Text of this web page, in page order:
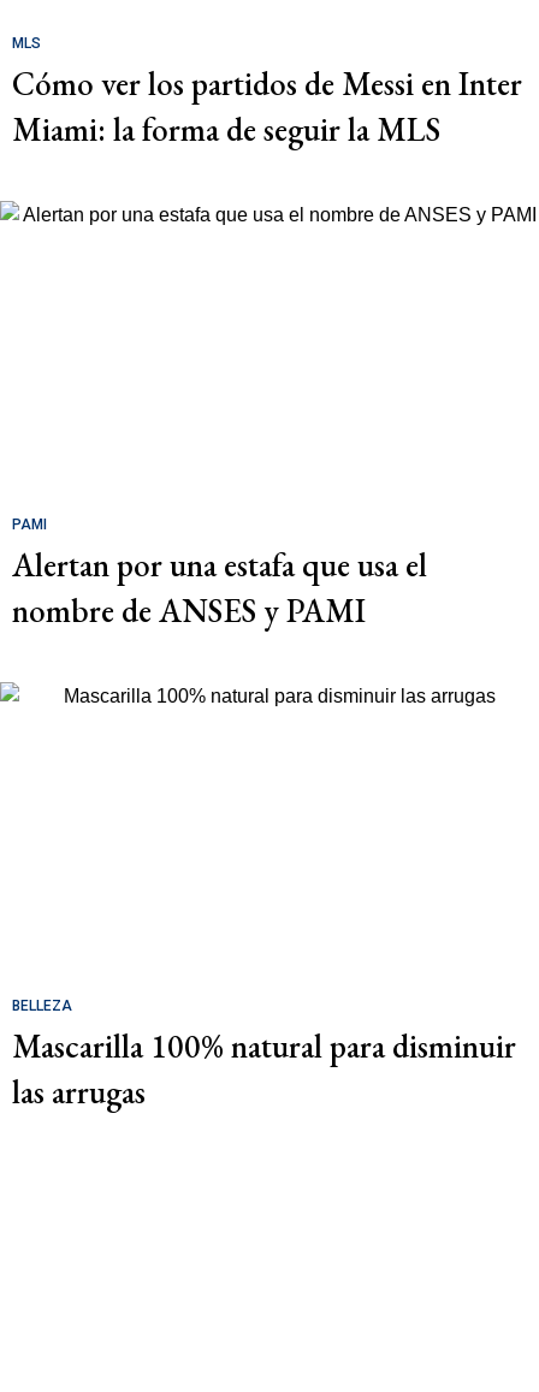
MLS
Cómo ver los partidos de Messi en Inter
Miami: la forma de seguir la MLS
PAMI
Alertan por una estafa que usa el
nombre de ANSES y PAMI
BELLEZA
Mascarilla 100% natural para disminuir
las arrugas